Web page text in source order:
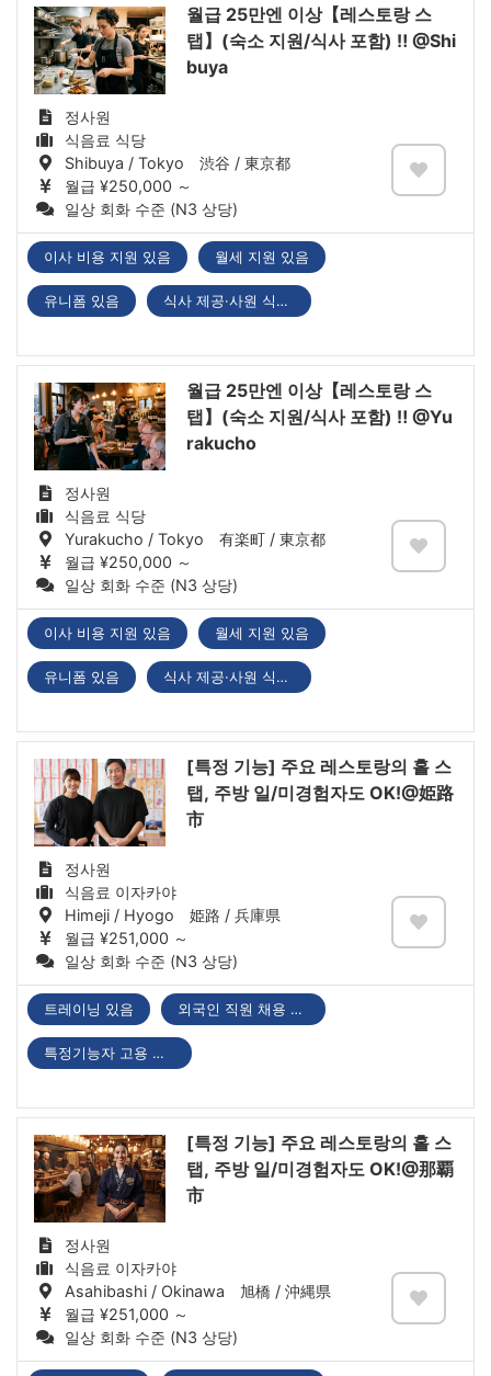
월급 25만엔 이상【레스토랑 스
탭】(숙소 지원/식사 포함) ‼ @Shi
buya
정사원
식음료 식당
Shibuya / Tokyo 渋谷 / 東京都
월급 ¥250,000 ～
일상 회화 수준 (N3 상당)
이사 비용 지원 있음 월세 지원 있음
유니폼 있음 식사 제공·사원 식당 있음
월급 25만엔 이상【레스토랑 스
탭】(숙소 지원/식사 포함) ‼ @Yu
rakucho
정사원
식음료 식당
Yurakucho / Tokyo 有楽町 / 東京都
월급 ¥250,000 ～
일상 회화 수준 (N3 상당)
이사 비용 지원 있음 월세 지원 있음
유니폼 있음 식사 제공·사원 식당 있음
[특정 기능] 주요 레스토랑의 홀 스
탭, 주방 일/미경험자도 OK!@姫路
市
정사원
식음료 이자카야
Himeji / Hyogo 姫路 / 兵庫県
월급 ¥251,000 ～
일상 회화 수준 (N3 상당)
트레이닝 있음 외국인 직원 채용 실적 있음
특정기능자 고용 기업
[특정 기능] 주요 레스토랑의 홀 스
탭, 주방 일/미경험자도 OK!@那覇
市
정사원
식음료 이자카야
Asahibashi / Okinawa 旭橋 / 沖縄県
월급 ¥251,000 ～
일상 회화 수준 (N3 상당)